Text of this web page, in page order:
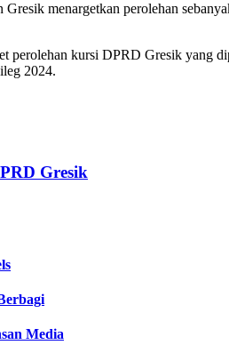
menargetkan perolehan
kursi DPRD Gresik yang
2024.
Gresik
Media